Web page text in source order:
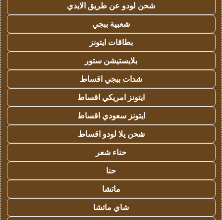
شحن لودو عن طريق الايدي
شعبية ببجي
بطاقات ايتونز
بلايستيشن ستور
شدات ببجي اقساط
ايتونز امريكي اقساط
ايتونز سعودي اقساط
شحن يلا لودو اقساط
حناء شعر
حنا
ماتشا
شاي ماتشا